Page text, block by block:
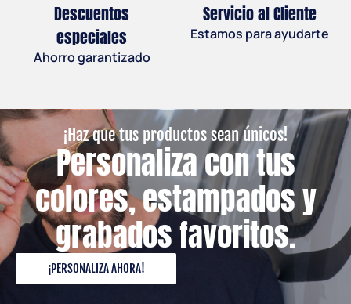
Descuentos
especiales
Ahorro garantizado
Servicio al Cliente
Estamos para ayudarte
¡Haz que tus productos sean únicos!
Personaliza con tus
colores, estampados y
grabados favoritos.
¡PERSONALIZA AHORA!